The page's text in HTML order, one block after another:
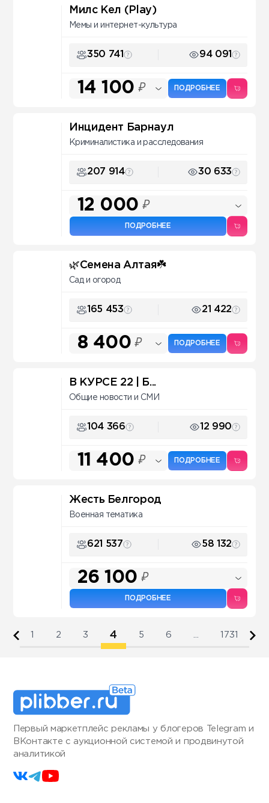
Милс Кел (Play)
Мемы и интернет-культура
350 741 94 091
14 100 ₽ ПОДРОБНЕЕ
Инцидент Барнаул
Криминалистика и расследования
207 914 30 633
12 000 ₽
ПОДРОБНЕЕ
🌿Семена Алтая☘️
Сад и огород
165 453 21 422
8 400 ₽ ПОДРОБНЕЕ
В КУРСЕ 22 | Б...
Общие новости и СМИ
104 366 12 990
11 400 ₽ ПОДРОБНЕЕ
Жесть Белгород
Военная тематика
621 537 58 132
26 100 ₽
ПОДРОБНЕЕ
2 3 4 5 6 1731
Первый маркетплейс рекламы у блогеров Telegram и
ВКонтакте с аукционной системой и продвинутой
аналитикой